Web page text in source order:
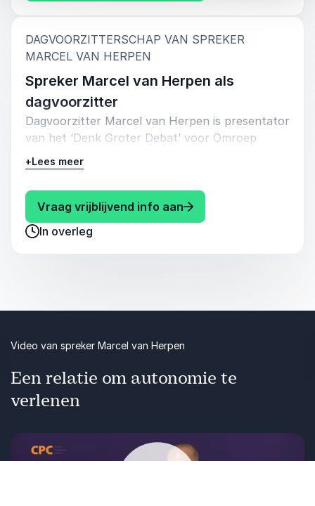
toekomstige vraagstukken en transformeer
jouw perspectief en leiderschap.
DAGVOORZITTERSCHAP VAN SPREKER
MARCEL VAN HERPEN
Spreker Marcel van Herpen als
dagvoorzitter
Dagvoorzitter Marcel van Herpen is presentator
van het ‘Denk Groter Debat’ voor Omroep
Brabant TV waar hij verschillende gasten,
waaronder Mark Rutte en Guus Meeuwis,
interviewde. Vandaar dat hij eventueel ook
ingezet kan worden als dagvoorzitter of
debatleider.
+Lees meer
Vraag vrijblijvend info aan: Marcel van Herpen
In overleg
Een relatie om autonomie te
verlenen
Video van spreker Marcel van Herpen